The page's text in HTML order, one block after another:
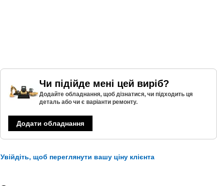
Чи підійде мені цей виріб?
Додайте обладнання, щоб дізнатися, чи підходить ця
деталь або чи є варіанти ремонту.
Додати обладнання
Увійдіть, щоб переглянути вашу ціну клієнта